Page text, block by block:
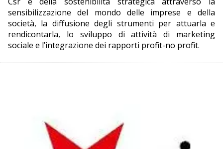
sensibilizzazione del mondo delle imprese e della
società, la diffusione degli strumenti per attuarla e
rendicontarla, lo sviluppo di attività di marketing
sociale e l’integrazione dei rapporti profit-no profit.